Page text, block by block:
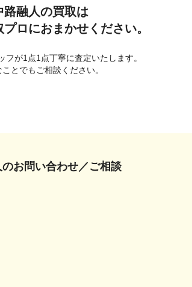
路融人の買取は
ロにおまかせください。
フが1点1点丁寧に査定いたします。
とでもご相談ください。
お問い合わせ／ご相談